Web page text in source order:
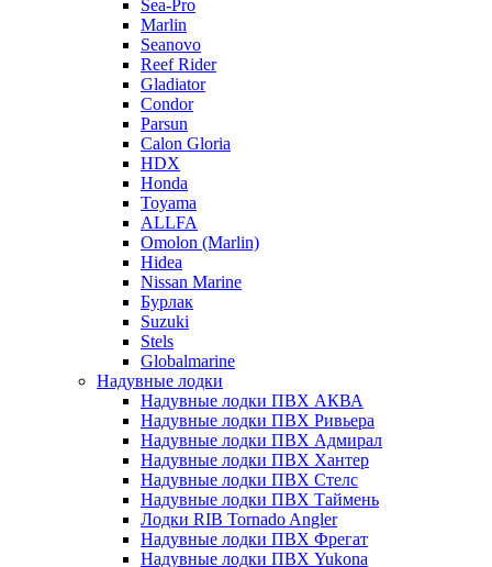
Sea-Pro
Marlin
Seanovo
Reef Rider
Gladiator
Condor
Parsun
Calon Gloria
HDX
Honda
Toyama
ALLFA
Omolon (Marlin)
Hidea
Nissan Marine
Бурлак
Suzuki
Stels
Globalmarine
Надувные лодки
Надувные лодки ПВХ АКВА
Надувные лодки ПВХ Ривьера
Надувные лодки ПВХ Адмирал
Надувные лодки ПВХ Хантер
Надувные лодки ПВХ Стелс
Надувные лодки ПВХ Таймень
Лодки RIB Tornado Angler
Надувные лодки ПВХ Фрегат
Надувные лодки ПВХ Yukona